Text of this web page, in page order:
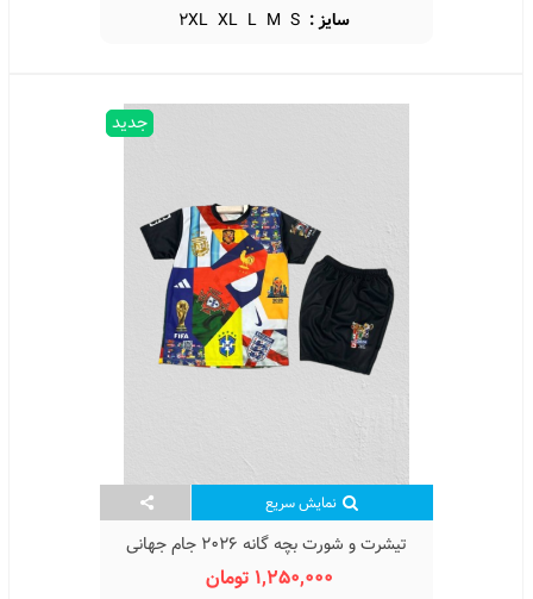
سایز : S
M
L
XL
2XL
جدید
نمایش سریع
تیشرت و شورت بچه گانه 2026 جام جهانی
World Cup 2026 Kid's
1,250,000 تومان